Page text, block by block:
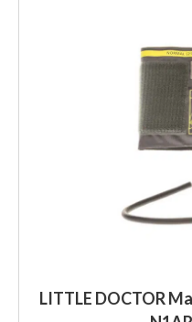
LITTLE DOCTOR